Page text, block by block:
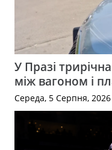
У Празі
між вагоном і
Середа, 5 Серпня, 2026